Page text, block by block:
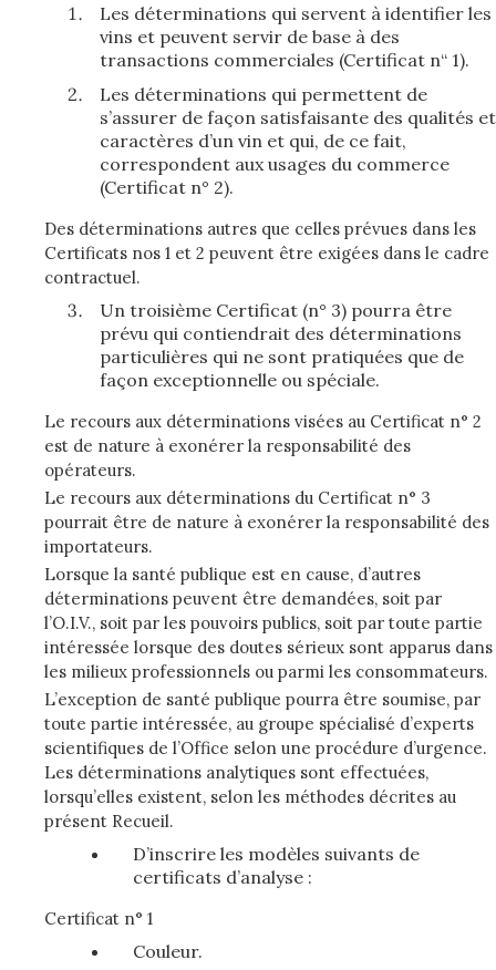
Les déterminations qui servent à identifier les
vins et peuvent servir de base à des
transactions commerciales (Certificat n“ 1).
Les déterminations qui permettent de
s’assurer de façon satisfaisante des qualités et
caractères d’un vin et qui, de ce fait,
correspondent aux usages du commerce
(Certificat n° 2).
Des déterminations autres que celles prévues dans les
Certificats nos 1 et 2 peuvent être exigées dans le cadre
contractuel.
Un troisième Certificat (n° 3) pourra être
prévu qui contiendrait des déterminations
particulières qui ne sont pratiquées que de
façon exceptionnelle ou spéciale.
Le recours aux déterminations visées au Certificat n° 2
est de nature à exonérer la responsabilité des
opérateurs.
Le recours aux déterminations du Certificat n° 3
pourrait être de nature à exonérer la responsabilité des
importateurs.
Lorsque la santé publique est en cause, d’autres
déterminations peuvent être demandées, soit par
l’O.I.V., soit par les pouvoirs publics, soit par toute partie
intéressée lorsque des doutes sérieux sont apparus dans
les milieux professionnels ou parmi les consommateurs.
L’exception de santé publique pourra être soumise, par
toute partie intéressée, au groupe spécialisé d’experts
scientifiques de l’Office selon une procédure d’urgence.
Les déterminations analytiques sont effectuées,
lorsqu’elles existent, selon les méthodes décrites au
présent Recueil.
D’inscrire les modèles suivants de
certificats d’analyse :
Certificat n° 1
Couleur.